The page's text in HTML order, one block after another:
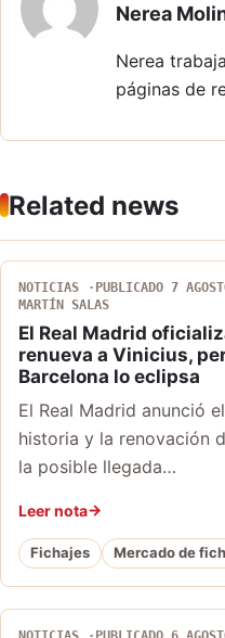
Nerea
Nerea
páginas de
Related news
NOTICIAS PUBLICADO 7
MARTÍN SALAS
El Real Madrid
renueva a Vinicius,
Barcelona lo eclipsa
El Real Madrid anunció
historia y la renovación
la posible llegada…
Leer nota
Fichajes Mercado de